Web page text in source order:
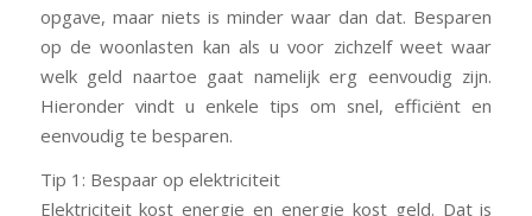
opgave, maar niets is minder waar dan dat. Besparen
op de woonlasten kan als u voor zichzelf weet waar
welk geld naartoe gaat namelijk erg eenvoudig zijn.
Hieronder vindt u enkele tips om snel, efficiënt en
eenvoudig te besparen.
Tip 1: Bespaar op elektriciteit
Elektriciteit kost energie en energie kost geld. Dat is